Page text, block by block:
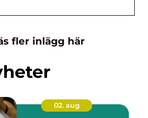
fler inlägg här
02. aug